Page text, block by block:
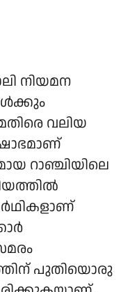
നിയമന
വലിയ
റാഞ്ചിയിലെ
പുതിയൊരു